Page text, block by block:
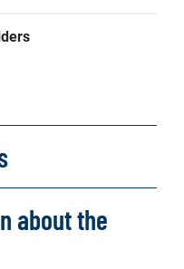
about the